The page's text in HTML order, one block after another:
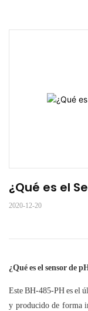
¿Qué es el
2020-12-20
¿Qué es el sensor de
Este BH-485-PH es el
y producido de forma